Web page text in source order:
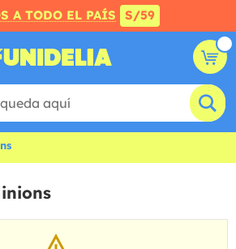
A TODO EL PAÍS S/59